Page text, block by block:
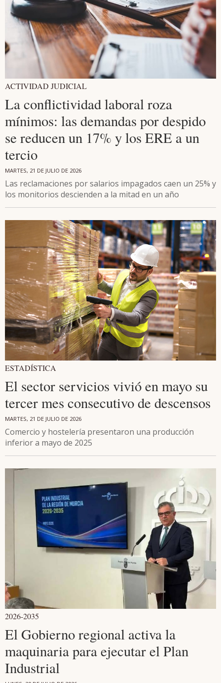
ACTIVIDAD JUDICIAL
La conflictividad laboral roza
mínimos: las demandas por despido
se reducen un 17% y los ERE a un
tercio
MARTES, 21 DE JULIO DE 2026
Las reclamaciones por salarios impagados caen un 25% y
los monitorios descienden a la mitad en un año
ESTADÍSTICA
El sector servicios vivió en mayo su
tercer mes consecutivo de descensos
MARTES, 21 DE JULIO DE 2026
Comercio y hostelería presentaron una producción
inferior a mayo de 2025
2026-2035
El Gobierno regional activa la
maquinaria para ejecutar el Plan
Industrial